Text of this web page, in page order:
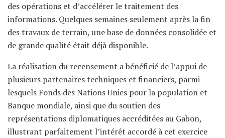
des opérations et d’accélérer le traitement des
informations. Quelques semaines seulement après la fin
des travaux de terrain, une base de données consolidée et
de grande qualité était déjà disponible.
La réalisation du recensement a bénéficié de l’appui de
plusieurs partenaires techniques et financiers, parmi
lesquels Fonds des Nations Unies pour la population et
Banque mondiale, ainsi que du soutien des
représentations diplomatiques accréditées au Gabon,
illustrant parfaitement l’intérêt accordé à cet exercice